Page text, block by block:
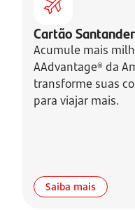
Cartão
Acumule mais
AAdvantage® da
transforme suas
para viajar mais.
Saiba mais